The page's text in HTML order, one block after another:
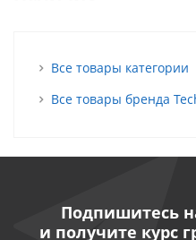
Все товары категории
Все товары бренда
Подпишитесь
и получите курс